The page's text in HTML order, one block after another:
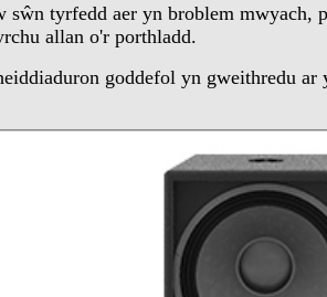
sŵn tyrfedd aer yn broblem mwyach,
allan o'r porthladd.
goddefol yn gweithredu